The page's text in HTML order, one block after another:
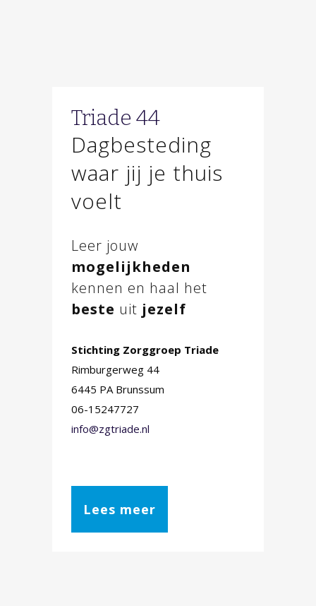
Triade 44
Dagbesteding
waar jij je thuis
voelt
Leer jouw
mogelijkheden
kennen en haal het
beste uit jezelf
Stichting Zorggroep Triade
Rimburgerweg 44
6445 PA Brunssum
06-15247727
info@zgtriade.nl
Lees meer